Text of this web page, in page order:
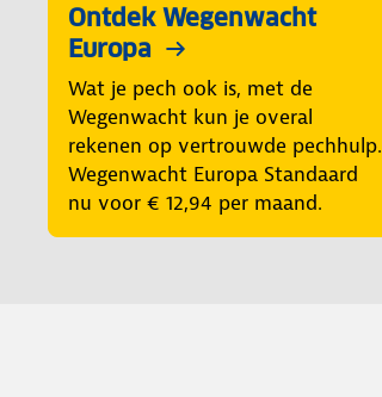
Ontdek Wegenwacht
Europa
Wat je pech ook is, met de
Wegenwacht kun je overal
rekenen op vertrouwde pechhulp.
Wegenwacht Europa Standaard
nu voor € 12,94 per maand.